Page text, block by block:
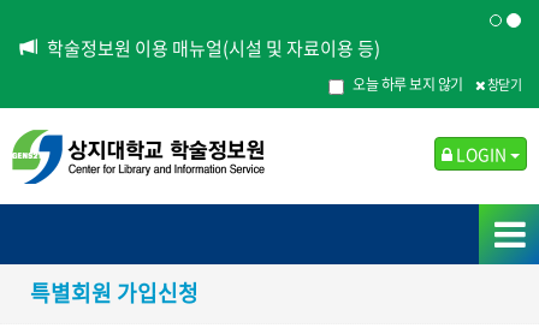
학술정보원 이용 매뉴얼(시설 및 자료이용 등)
오늘 하루 보지 않기 창닫기
LOGIN
특별회원 가입신청